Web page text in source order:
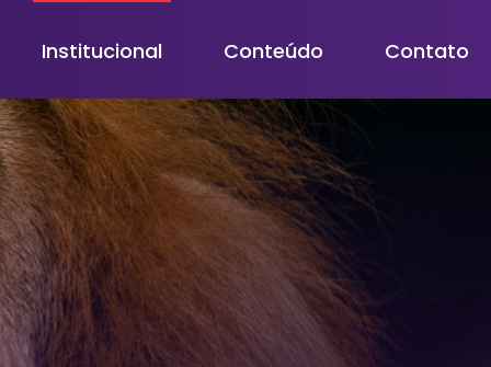
Institucional Conteúdo Contato